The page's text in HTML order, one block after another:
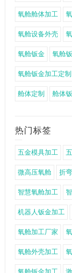
氧舱舱体加工
氧舱设备外壳
氧舱钣金 氧舱
氧舱钣金加工定制
舱体定制 舱体
热门标签
五金模具加工
微高压氧舱 折
智慧氧舱加工
机器人钣金加工
氧舱加工厂家
氧舱外壳加工